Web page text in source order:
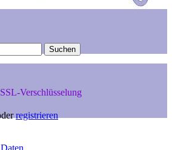
Verschlüsselung
Suchen
registrieren